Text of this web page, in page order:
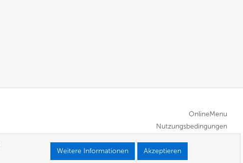
OnlineMenu
Nutzungsbedingungen
Weitere Informationen Akzeptieren